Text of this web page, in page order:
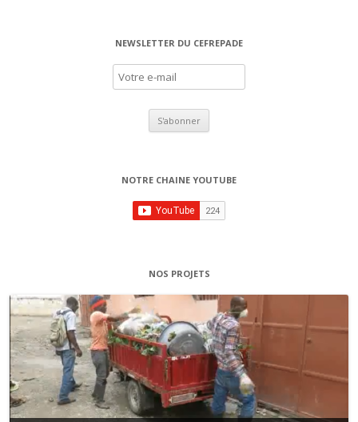
NEWSLETTER DU CEFREPADE
NOTRE CHAINE YOUTUBE
NOS PROJETS